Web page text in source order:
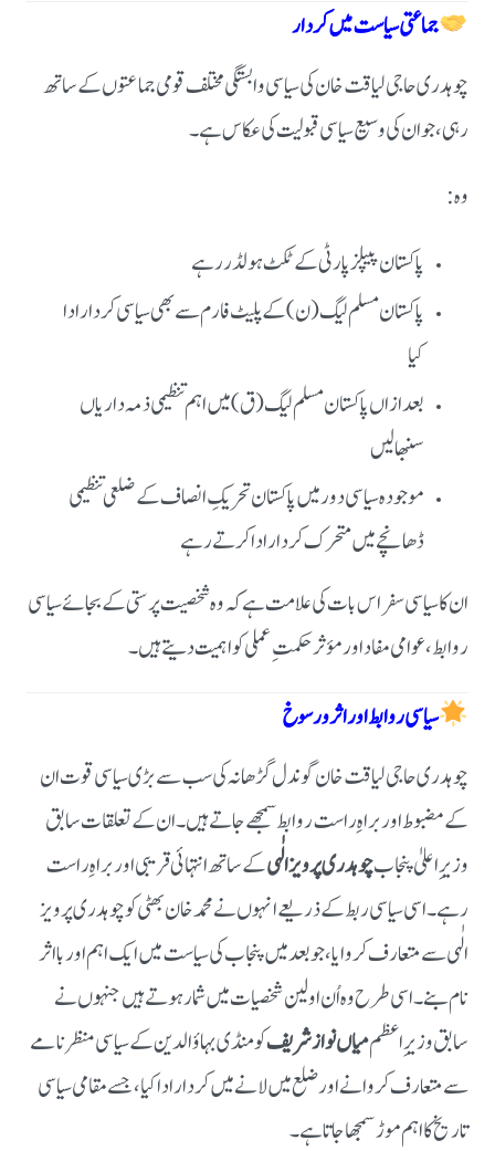
جماعتی سیاست میں کردار
چوہدری حاجی لیاقت خان کی سیاسی وابستگی مختلف قومی جماعتوں کے ساتھ
رہی، جو ان کی وسیع سیاسی قبولیت کی عکاس ہے۔
وہ:
پاکستان پیپلز پارٹی کے ٹکٹ ہولڈر رہے
پاکستان مسلم لیگ (ن) کے پلیٹ فارم سے بھی سیاسی کردار ادا
کیا
بعد ازاں پاکستان مسلم لیگ (ق) میں اہم تنظیمی ذمہ داریاں
سنبھالیں
موجودہ سیاسی دور میں پاکستان تحریکِ انصاف کے ضلعی تنظیمی
ڈھانچے میں متحرک کردار ادا کرتے رہے
ان کا سیاسی سفر اس بات کی علامت ہے کہ وہ شخصیت پرستی کے بجائے سیاسی
روابط، عوامی مفاد اور مؤثر حکمتِ عملی کو اہمیت دیتے ہیں۔
سیاسی روابط اور اثر و رسوخ
چوہدری حاجی لیاقت خان گوندل گڑھانہ کی سب سے بڑی سیاسی قوت ان
کے مضبوط اور براہِ راست روابط سمجھے جاتے ہیں۔ان کے تعلقات سابق
وزیرِ اعلیٰ پنجابچوہدری پرویز الٰہیکے ساتھ انتہائی قریبی اور براہِ راست
رہے۔اسی سیاسی ربط کے ذریعے انہوں نے محمد خان بھٹی کو چوہدری پرویز
الٰہی سے متعارف کروایا، جو بعد میں پنجاب کی سیاست میں ایک اہم اور بااثر
نام بنے۔اسی طرح وہ اُن اولین شخصیات میں شمار ہوتے ہیں جنہوں نے
سابق وزیرِ اعظممیاں نواز شریفکو منڈی بہاؤالدین کے سیاسی منظرنامے
سے متعارف کروانے اور ضلع میں لانے میں کردار ادا کیا، جسے مقامی سیاسی
تاریخ کا اہم موڑ سمجھا جاتا ہے۔